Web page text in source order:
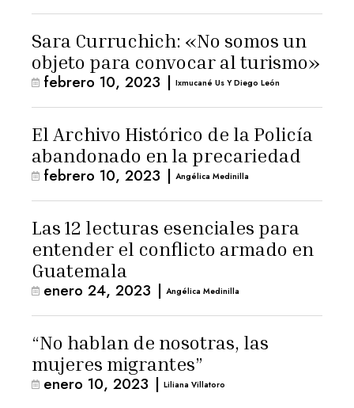
Sara Curruchich: «No somos un
objeto para convocar al turismo»
febrero 10, 2023 | Ixmucané Us Y Diego León
El Archivo Histórico de la Policía
abandonado en la precariedad
febrero 10, 2023 | Angélica Medinilla
Las 12 lecturas esenciales para
entender el conflicto armado en
Guatemala
enero 24, 2023 | Angélica Medinilla
“No hablan de nosotras, las
mujeres migrantes”
enero 10, 2023 | Liliana Villatoro